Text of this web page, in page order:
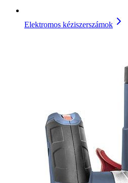
Elektromos kéziszerszámok